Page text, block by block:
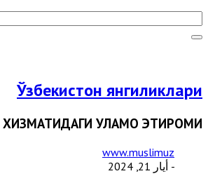
Ўзбекистон янгиликлари
УЛАМО ЭҲТИРОМИ
www.muslimuz
- أيار 21, 2024